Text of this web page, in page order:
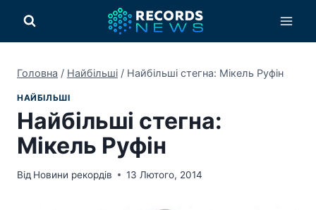
вмісту
Головна / Найбільші / Найбільші стегна: Мікель Руфін
НАЙБІЛЬШІ
Найбільші стегна:
Мікель Руфін
Від Новини рекордів 13 Лютого, 2014